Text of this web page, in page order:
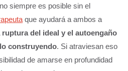
siempre es posible sin el
que ayudará a ambos a
del ideal y el autoengaño
construyendo. Si atraviesan eso
de amarse en profundidad